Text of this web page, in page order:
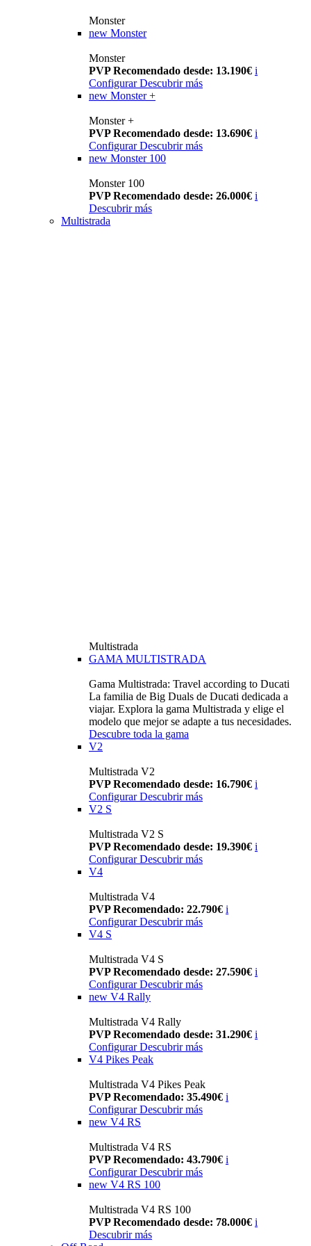
Monster
new Monster
Monster
PVP Recomendado desde: 13.190€ i
Configurar Descubrir más
new Monster +
Monster +
PVP Recomendado desde: 13.690€ i
Configurar Descubrir más
new Monster 100
Monster 100
PVP Recomendado desde: 26.000€ i
Descubrir más
Multistrada
Multistrada
GAMA MULTISTRADA
Gama Multistrada: Travel according to Ducati
La familia de Big Duals de Ducati dedicada a
viajar. Explora la gama Multistrada y elige el
modelo que mejor se adapte a tus necesidades.
Descubre toda la gama
V2
Multistrada V2
PVP Recomendado desde: 16.790€ i
Configurar Descubrir más
V2 S
Multistrada V2 S
PVP Recomendado desde: 19.390€ i
Configurar Descubrir más
V4
Multistrada V4
PVP Recomendado: 22.790€ i
Configurar Descubrir más
V4 S
Multistrada V4 S
PVP Recomendado desde: 27.590€ i
Configurar Descubrir más
new V4 Rally
Multistrada V4 Rally
PVP Recomendado desde: 31.290€ i
Configurar Descubrir más
V4 Pikes Peak
Multistrada V4 Pikes Peak
PVP Recomendado: 35.490€ i
Configurar Descubrir más
new V4 RS
Multistrada V4 RS
PVP Recomendado: 43.790€ i
ConfigurarDescubrir más
new V4 RS 100
Multistrada V4 RS 100
PVP Recomendado desde: 78.000€ i
Descubrir más